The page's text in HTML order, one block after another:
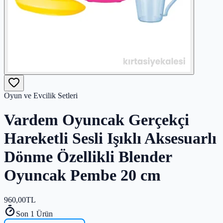
Oyun ve Evcilik Setleri
Vardem Oyuncak Gerçekçi
Hareketli Sesli Işıklı Aksesuarlı
Dönme Özellikli Blender
Oyuncak Pembe 20 cm
960,00TL
Son 1 Ürün